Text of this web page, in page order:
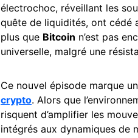
électrochoc, réveillant les
quête de liquidités, ont cédé
plus que Bitcoin n’est pas
universelle, malgré une
Ce nouvel épisode marque
crypto. Alors que
risquent d’amplifier les
intégrés aux dynamiques de